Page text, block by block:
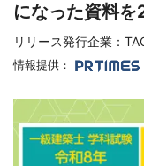
になった資料
リリース発行企業：
情報提供：